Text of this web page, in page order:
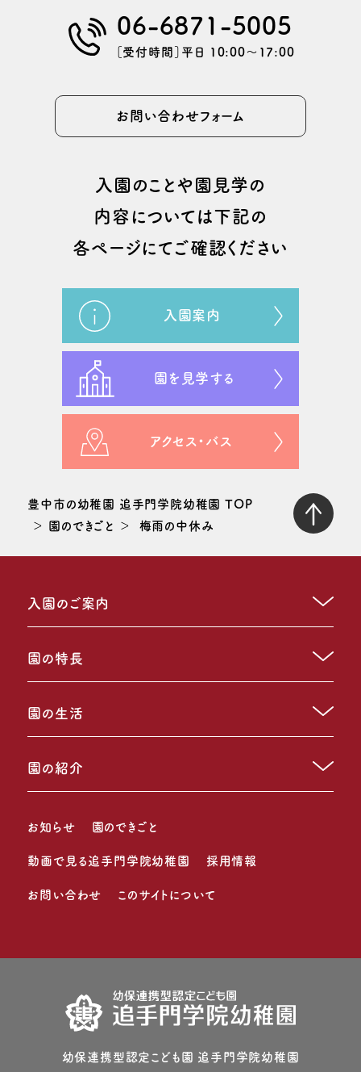
06-6871-5005
［受付時間］平日 10:00〜17:00
お問い合わせフォーム
⼊園のことや園⾒学の
内容については下記の
各ページにてご確認ください
入園案内
園を見学する
アクセス・バス
豊中市の幼稚園 追手門学院幼稚園 TOP
園のできごと
梅雨の中休み
入園のご案内
園の特長
園の生活
園の紹介
お知らせ 園のできごと
動画で見る追手門学院幼稚園 採用情報
お問い合わせ このサイトについて
幼保連携型認定こども園 追⼿⾨学院幼稚園